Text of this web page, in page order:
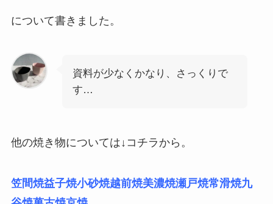
について書きました。
資料が少なくかなり、さっくりで
す…
他の焼き物については↓コチラから。
笠間焼益子焼小砂焼越前焼美濃焼瀬戸焼常滑焼九